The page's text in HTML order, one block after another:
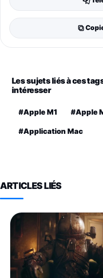
Les sujets liés à ces
intéresser
#Apple M1 #Apple
#Application Mac
ARTICLES LIÉS